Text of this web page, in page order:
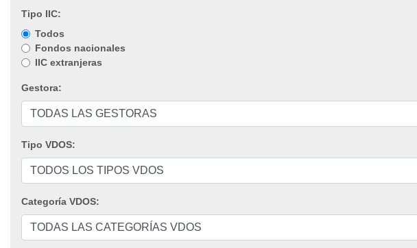
Tipo IIC:
Todos
Fondos nacionales
IIC extranjeras
Gestora:
Tipo VDOS:
Categoría VDOS: